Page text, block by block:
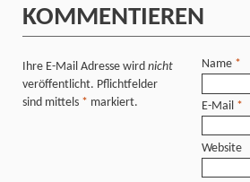
KOMMENTIEREN
Ihre E-Mail Adresse wird nicht
veröffentlicht. Pflichtfelder
sind mittels * markiert.
Name *
E-Mail *
Website